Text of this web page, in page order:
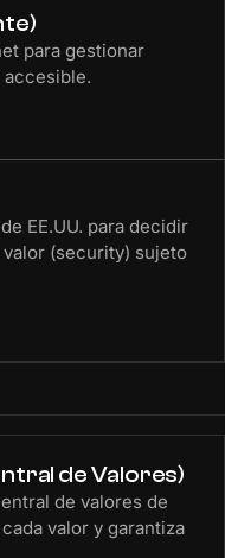
para gestionar
EE.UU. para decidir
(security) sujeto
de Valores)
de valores de
valor y garantiza